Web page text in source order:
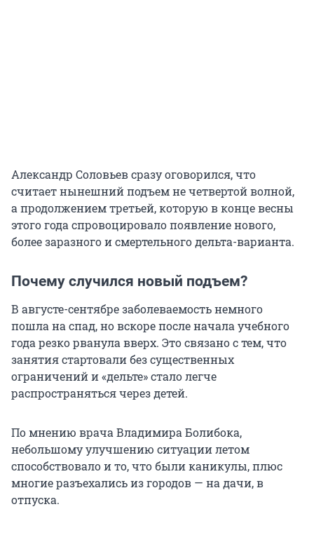
Александр Соловьев сразу оговорился, что
считает нынешний подъем не четвертой волной,
а продолжением третьей, которую в конце весны
этого года спровоцировало появление нового,
более заразного и смертельного дельта-варианта.
Почему случился новый подъем?
В августе-сентябре заболеваемость немного
пошла на спад, но вскоре после начала учебного
года резко рванула вверх. Это связано с тем, что
занятия стартовали без существенных
ограничений и «дельте» стало легче
распространяться через детей.
По мнению врача Владимира Болибока,
небольшому улучшению ситуации летом
способствовало и то, что были каникулы, плюс
многие разъехались из городов — на дачи, в
отпуска.